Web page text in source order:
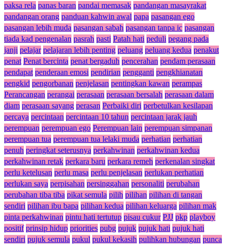
paksa rela panas baran pandai memasak pandangan masayrakat
pandangan orang panduan kahwin awal papa pasangan ego
pasangan lebih muda pasangan sabah pasangan tanpa ic pasangan
tiada kad pengenalan pasrah pasti Patah hati peduli pegang pada
janji pelajar pelajaran lebih penting peluang peluang kedua penakut
penat Penat bercinta penat bergaduh pencerahan pendam perasaan
pendapat penderaan emosi pendirian pengganti pengkhianatan
pengkid pengorbanan penjelasan pentingkan kawan perampas
Perancangan perangai perasaan perasaan bersalah perasaan dalam
diam perasaan sayang perasan Perbaiki diri perbetulkan kesilapan
percaya percintaan percintaan 10 tahun percintaan jarak jauh
perempuan perempuan ego Perempuan lain perempuan simpanan
perempuan tua perempuan tua lelaki muda perhatian perhatian
penuh peringkat seterusnya perkahwinan perkahwinan kedua
perkahwinan retak perkara baru perkara remeh perkenalan singkat
perlu ketelusan perlu masa perlu penjelasan perlukan perhatian
perlukan saya perpisahan persinggahan personaliti perubahan
perubahan tiba tiba pikat semula pilih pilihan pilihan di tangan
sendiri pilihan ibu bapa pilihan kedua pilihan keluarga pilihan mak
pinta perkahwinan pintu hati tertutup pisau cukur PJJ pkp playboy
positif prinsip hidup priorities pubg pujuk pujuk hati pujuk hati
sendiri pujuk semula pukul pukul kekasih pulihkan hubungan punca